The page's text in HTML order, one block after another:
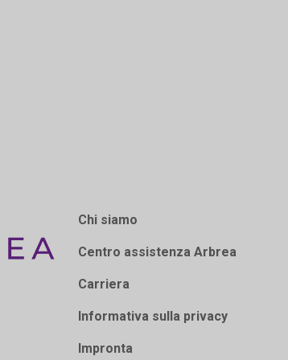
Chi siamo
Centro assistenza Arbrea
Carriera
Informativa sulla privacy
Impronta